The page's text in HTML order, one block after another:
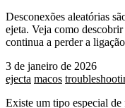
Desconexões aleatórias
ejeta. Veja como
continua a perder a
3 de janeiro de 2026
ejecta macos
Existe um tipo especial de